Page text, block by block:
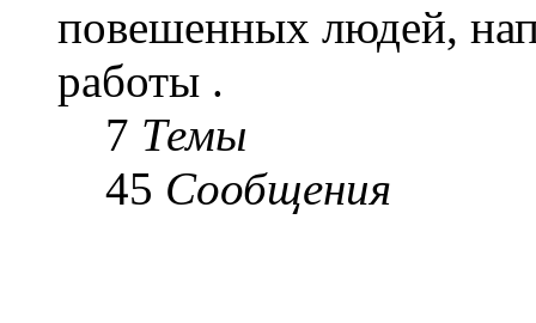
повешенных людей,
работы .
7 Темы
45 Сообщения